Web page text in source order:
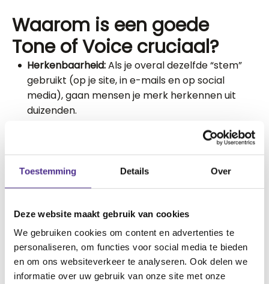
Toestemming Details Over
Deze website maakt gebruik van cookies
We gebruiken cookies om content en advertenties te
personaliseren, om functies voor social media te bieden
en om ons websiteverkeer te analyseren. Ook delen we
informatie over uw gebruik van onze site met onze
Waarom is een goede
Tone of Voice cruciaal?
Herkenbaarheid:Als je overal dezelfde “stem”
gebruikt (op je site, in e-mails en op social
media), gaan mensen je merk herkennen uit
duizenden.
Als je op je homepage heel joviaal bent, maar je
algemene voorwaarden klinken als een streng
wetboek, raakt de bezoeker in de war.
De juiste doelgroep:Met je woordkeuze filter je
gebruikt andere taal dan een hippe strandtent.
Je spreekt de taal van de klant die je wilt
aantrekken.